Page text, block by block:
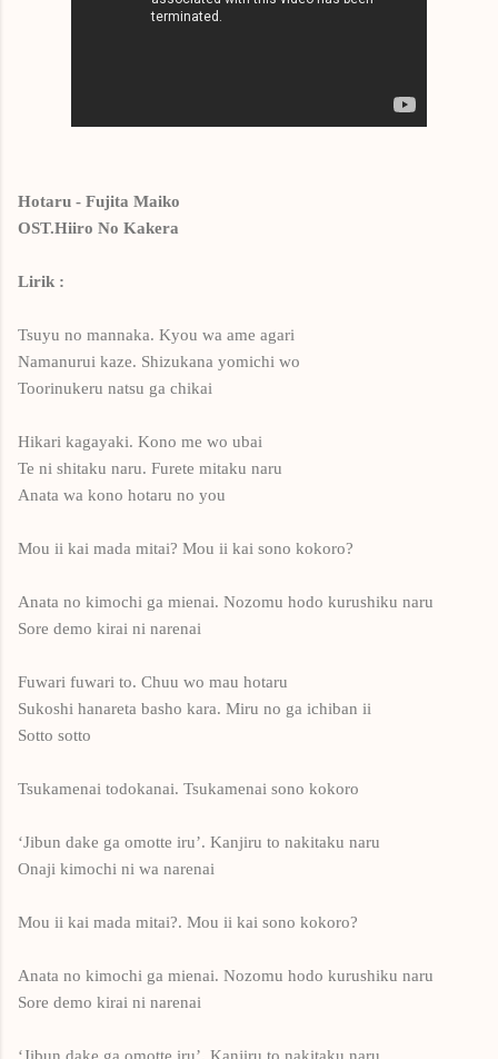
Hotaru - Fujita Maiko
OST.Hiiro No Kakera
Lirik :
Tsuyu no mannaka. Kyou wa ame agari
Namanurui kaze. Shizukana yomichi wo
Toorinukeru natsu ga chikai
Hikari kagayaki. Kono me wo ubai
Te ni shitaku naru. Furete mitaku naru
Anata wa kono hotaru no you
Mou ii kai mada mitai? Mou ii kai sono kokoro?
Anata no kimochi ga mienai. Nozomu hodo kurushiku naru
Sore demo kirai ni narenai
Fuwari fuwari to. Chuu wo mau hotaru
Sukoshi hanareta basho kara. Miru no ga ichiban ii
Sotto sotto
Tsukamenai todokanai. Tsukamenai sono kokoro
‘Jibun dake ga omotte iru’. Kanjiru to nakitaku naru
Onaji kimochi ni wa narenai
Mou ii kai mada mitai?. Mou ii kai sono kokoro?
Anata no kimochi ga mienai. Nozomu hodo kurushiku naru
Sore demo kirai ni narenai
‘Jibun dake ga omotte iru’. Kanjiru to nakitaku naru